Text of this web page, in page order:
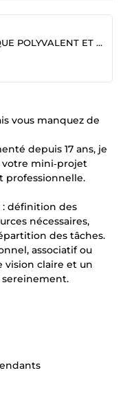
CHEF DE PROJET TECHNIQUE POLYVALENT ET ENGAGÉ DOPÉ IA
vous manquez de
depuis 17 ans, je
mini‑projet
professionnelle.
: définition des
nécessaires,
des tâches.
associatif ou
vision claire et un
sereinement.